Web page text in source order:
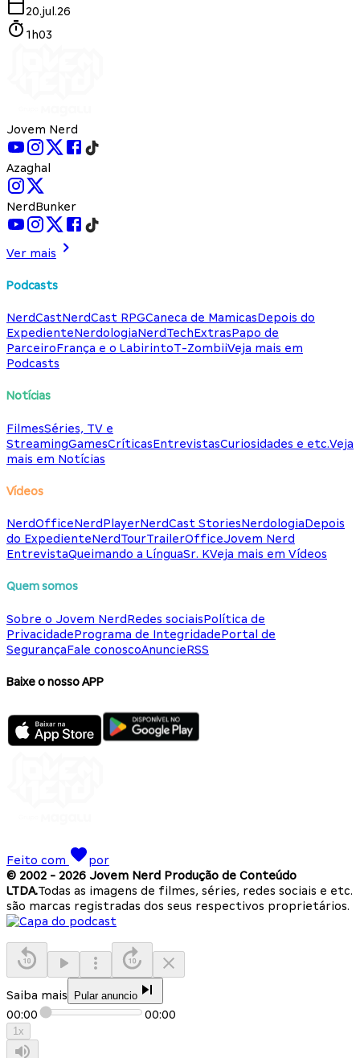
20.jul.26
1h03
Jovem Nerd
Azaghal
NerdBunker
Ver mais
Podcasts
NerdCastNerdCast RPGCaneca de MamicasDepois do
ExpedienteNerdologiaNerdTechExtrasPapo de
ParceiroFrança e o LabirintoT-ZombiiVeja mais em
Podcasts
Notícias
FilmesSéries, TV e
StreamingGamesCríticasEntrevistasCuriosidades e etc.Veja
mais em Notícias
Vídeos
NerdOfficeNerdPlayerNerdCast StoriesNerdologiaDepois
do ExpedienteNerdTourTrailerOfficeJovem Nerd
EntrevistaQueimando a LínguaSr. KVeja mais em Vídeos
Quem somos
Sobre o Jovem NerdRedes sociaisPolítica de
PrivacidadePrograma de IntegridadePortal de
SegurançaFale conoscoAnuncieRSS
Baixe o nosso APP
Feito com
por
© 2002 - 2026 Jovem Nerd Produção de Conteúdo
LTDA.Todas as imagens de filmes, séries, redes sociais e etc.
são marcas registradas dos seus respectivos proprietários.
Saiba mais Pular anuncio
00:00 00:00
1x